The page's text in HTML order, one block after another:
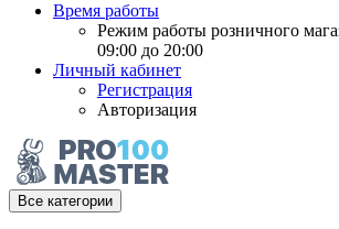
Время работы
Режим работы розничного
09:00 до 20:00
Личный кабинет
Регистрация
Авторизация
Все категории